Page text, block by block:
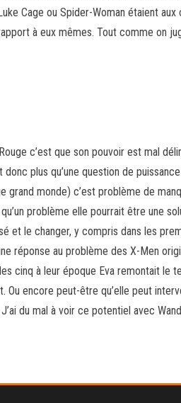
Cage ou Spider-Woman étaient
à eux mêmes. Tout comme on
c’est que son pouvoir est mal
plus qu’une question de
grand monde) c’est problème de
problème elle pourrait être une
et le changer, y compris dans les
réponse au problème des X-Men
cinq à leur époque Eva remontait le
Ou encore peut-être qu’elle peut
du mal à voir ce potentiel avec